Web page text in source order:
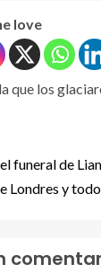
love
que los
funeral de
Londres y